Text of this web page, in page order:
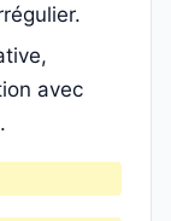
avec
.